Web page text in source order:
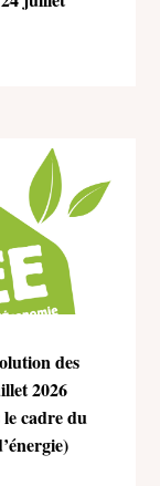
des
2026
cadre du